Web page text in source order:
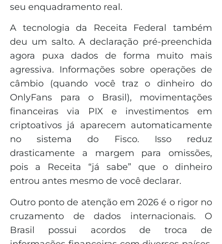
seu enquadramento real.
A tecnologia da Receita Federal também
deu um salto. A declaração pré-preenchida
agora puxa dados de forma muito mais
agressiva. Informações sobre operações de
câmbio (quando você traz o dinheiro do
OnlyFans para o Brasil), movimentações
financeiras via PIX e investimentos em
criptoativos já aparecem automaticamente
no sistema do Fisco. Isso reduz
drasticamente a margem para omissões,
pois a Receita “já sabe” que o dinheiro
entrou antes mesmo de você declarar.
Outro ponto de atenção em 2026 é o rigor no
cruzamento de dados internacionais. O
Brasil possui acordos de troca de